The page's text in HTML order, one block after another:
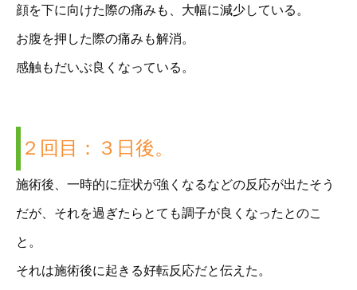
顔を下に向けた際の痛みも、大幅に減少している。
お腹を押した際の痛みも解消。
感触もだいぶ良くなっている。
２回目：３日後。
施術後、一時的に症状が強くなるなどの反応が出たそう
だが、それを過ぎたらとても調子が良くなったとのこ
と。
それは施術後に起きる好転反応だと伝えた。